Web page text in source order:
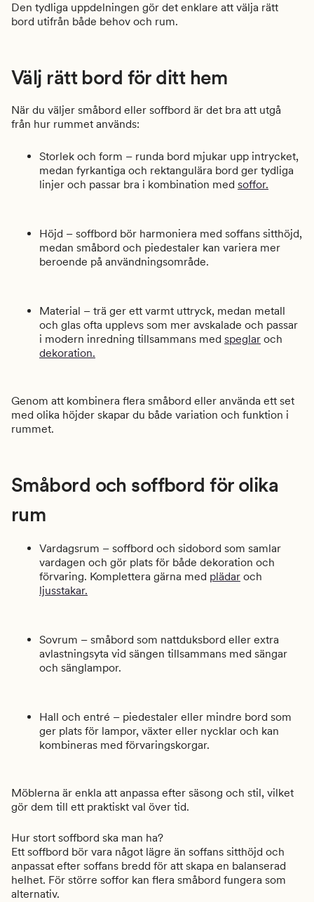
Den tydliga uppdelningen gör det enklare att välja rätt
bord utifrån både behov och rum.
Välj rätt bord för ditt hem
När du väljer småbord eller soffbord är det bra att utgå
från hur rummet används:
Storlek och form – runda bord mjukar upp intrycket,
medan fyrkantiga och rektangulära bord ger tydliga
linjer och passar bra i kombination med soffor.
Höjd – soffbord bör harmoniera med soffans sitthöjd,
medan småbord och piedestaler kan variera mer
beroende på användningsområde.
Material – trä ger ett varmt uttryck, medan metall
och glas ofta upplevs som mer avskalade och passar
i modern inredning tillsammans med speglar och
dekoration.
Genom att kombinera flera småbord eller använda ett set
med olika höjder skapar du både variation och funktion i
rummet.
Småbord och soffbord för olika
rum
Vardagsrum – soffbord och sidobord som samlar
vardagen och gör plats för både dekoration och
förvaring. Komplettera gärna med plädar och
ljusstakar.
Sovrum – småbord som nattduksbord eller extra
avlastningsyta vid sängen tillsammans med sängar
och sänglampor.
Hall och entré – piedestaler eller mindre bord som
ger plats för lampor, växter eller nycklar och kan
kombineras med förvaringskorgar.
Möblerna är enkla att anpassa efter säsong och stil, vilket
gör dem till ett praktiskt val över tid.
Hur stort soffbord ska man ha?
Ett soffbord bör vara något lägre än soffans sitthöjd och
anpassat efter soffans bredd för att skapa en balanserad
helhet. För större soffor kan flera småbord fungera som
alternativ.